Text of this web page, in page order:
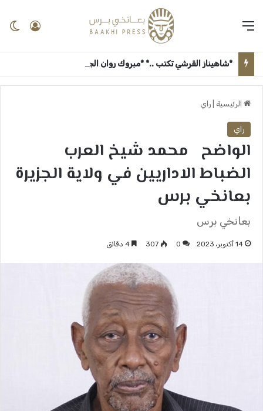
الرئيسية راي
راي
الواضح محمد شيخ العرب
الضباط الاداريين في ولاية الجزيرة
بعانخي برس
بعانخي برس
14 أكتوبر، 2023 0
307